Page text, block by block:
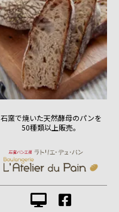
石窯で焼いた天然酵母のパンを
50種類以上販売。